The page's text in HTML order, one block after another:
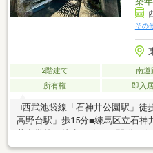
その
2階建て 南道
所有権
即入
□西武池袋線「石神井
高野台駅」歩15分■練馬区立石神
な自然♪・都心への利便性とゆっ